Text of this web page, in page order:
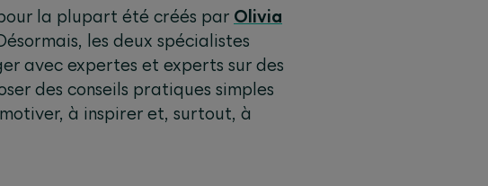
la plupart été créés par Olivia
les deux spécialistes
avec expertes et experts sur des
des conseils pratiques simples
à inspirer et, surtout, à